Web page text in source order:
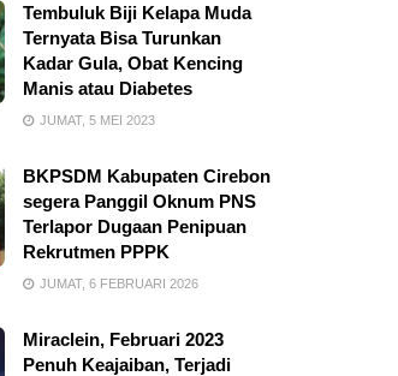
Tembuluk Biji Kelapa Muda
Ternyata Bisa Turunkan
Kadar Gula, Obat Kencing
Manis atau Diabetes
JUMAT, 5 MEI 2023
BKPSDM Kabupaten Cirebon
segera Panggil Oknum PNS
Terlapor Dugaan Penipuan
Rekrutmen PPPK
JUMAT, 6 FEBRUARI 2026
Miraclein, Februari 2023
Penuh Keajaiban, Terjadi